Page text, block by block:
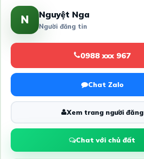
N Nguyệt Nga
Người đăng tin
0988 xxx 967
Chat Zalo
Xem trang người đăng
Chat với chủ đất